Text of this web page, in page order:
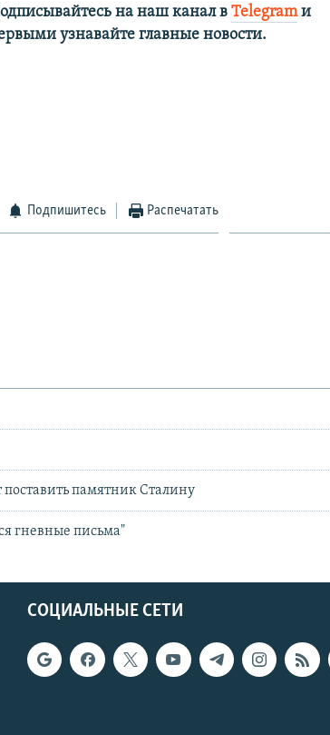
на наш канал в Telegramи
узнавайте главные новости.​
Подпишитесь Распечатать
поставить памятник Сталину
гневные письма"
СОЦИАЛЬНЫЕ СЕТИ